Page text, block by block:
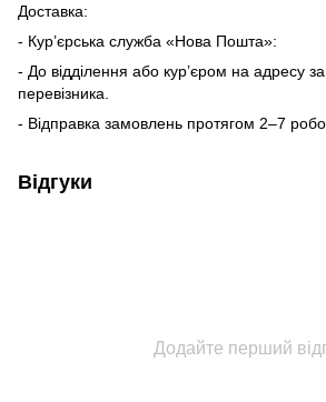
Доставка:
- Кур’єрська служба «Нова Пошта»:
- До відділення або кур’єром на адресу
перевізника.
- Відправка замовлень протягом 2–7
Відгуки
Додайте перший